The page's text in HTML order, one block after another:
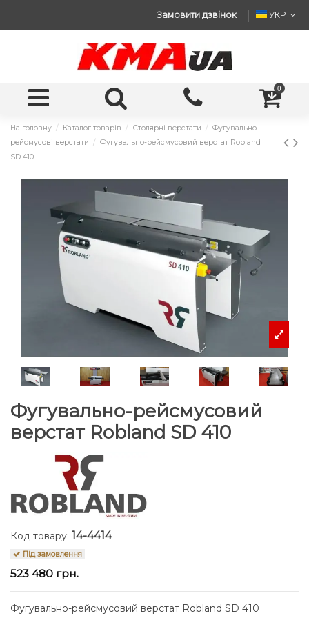
Замовити дзвінок УКР
0
На головну Каталог товарів Столярні верстати
Фугувально-
рейсмусові верстати
Фугувально-рейсмусовий верстат Robland
SD 410
Фугувально-рейсмусовий
верстат Robland SD 410
Код товару: 14-4414
Під замовлення
523 480 грн.
Фугувально-рейсмусовий верстат Robland SD 410